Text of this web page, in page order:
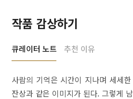
작품 감상하기
큐레이터 노트 추천 이유
사람의 기억은 시간이 지나며 세세
잔상과 같은 이미지가 된다. 그렇게